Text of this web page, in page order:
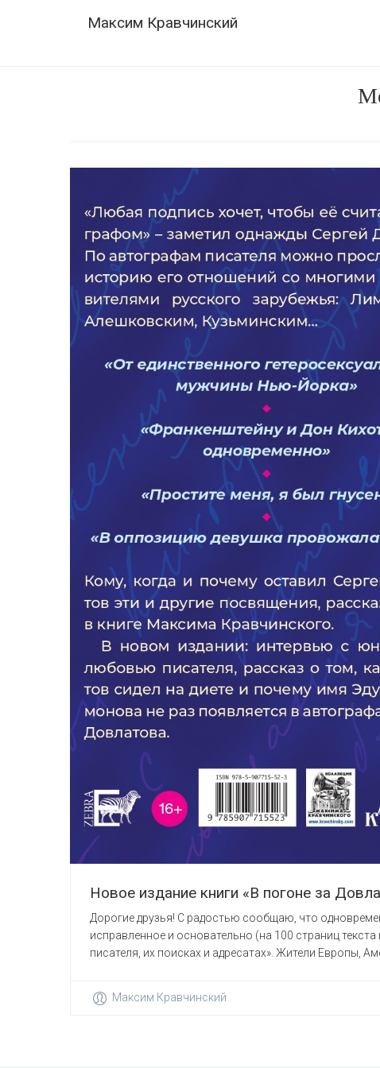
Максим Кравчинский
Navigation
Новое издание книги «В погоне за
Дорогие друзья! С радостью сообщаю, что
исправленное и основательно (на 100 страниц
писателя, их поисках и адресатах». Жители Европы,
Максим Кравчинский